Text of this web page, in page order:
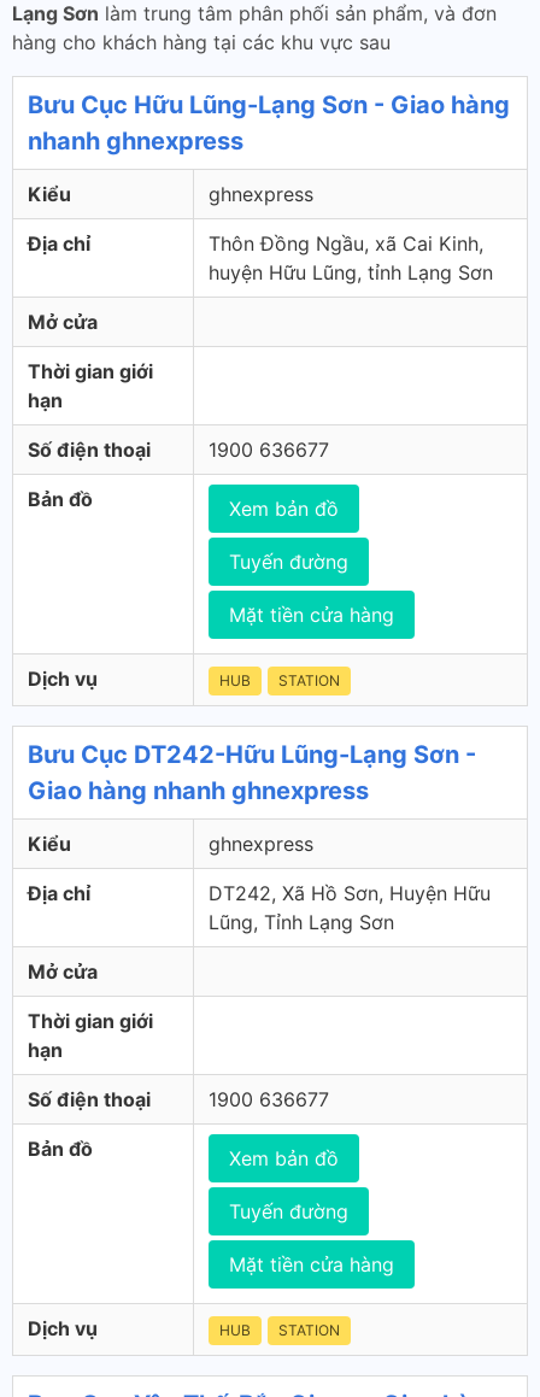
Lạng Sơn làm trung tâm phân phối sản phẩm, và đơn
hàng cho khách hàng tại các khu vực sau
Bưu Cục Hữu Lũng-Lạng Sơn - Giao hàng
nhanh ghnexpress
Kiểu ghnexpress
Địa chỉ
Thôn Đồng Ngầu, xã Cai Kinh,
huyện Hữu Lũng, tỉnh Lạng Sơn
Mở cửa
Thời gian giới
hạn
Số điện thoại 1900 636677
Bản đồ Xem bản đồ
Tuyến đường
Mặt tiền cửa hàng
Dịch vụ HUB STATION
Bưu Cục DT242-Hữu Lũng-Lạng Sơn -
Giao hàng nhanh ghnexpress
Kiểu ghnexpress
Địa chỉ
DT242, Xã Hồ Sơn, Huyện Hữu
Lũng, Tỉnh Lạng Sơn
Mở cửa
Thời gian giới
hạn
Số điện thoại 1900 636677
Bản đồ Xem bản đồ
Tuyến đường
Mặt tiền cửa hàng
Dịch vụ HUB STATION